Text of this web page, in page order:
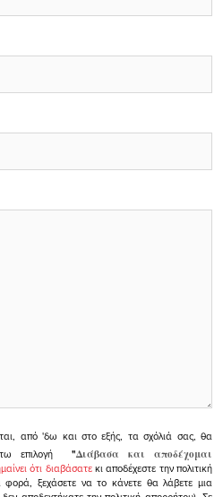
από 'δω και στο εξής, τα σχόλιά σας, θα
επιλογή
"Διάβασα και αποδέχομαι
ότι διαβάσατεκι αποδέχεστε την πολιτική
φορά, ξεχάσετε να το κάνετε θα λάβετε μια